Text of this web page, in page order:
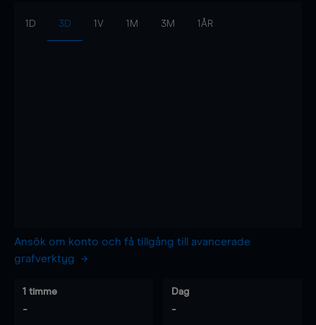
1D 3D 1V 1M 3M 1ÅR
Ansök om konto och få tillgång till avancerade
grafverktyg
1 timme
-
Dag
-